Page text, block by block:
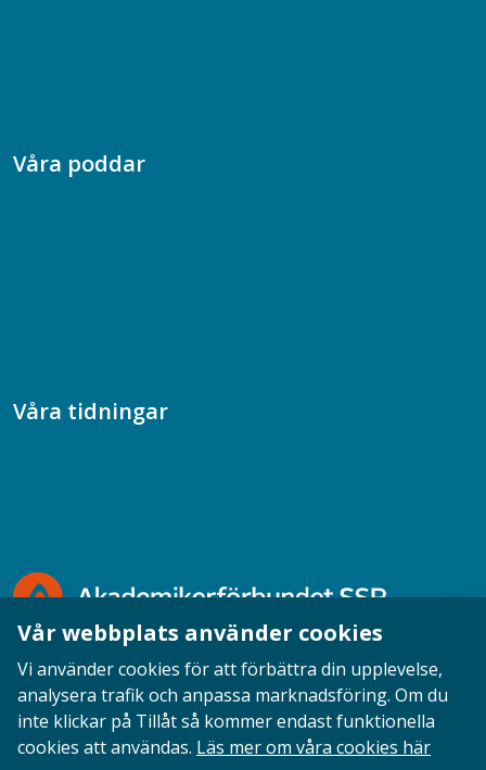
Våra poddar
Våra tidningar
Opinion English Personuppgifter Cookies
Vår webbplats använder cookies
Vi använder cookies för att förbättra din upplevelse,
analysera trafik och anpassa marknadsföring. Om du
inte klickar på Tillåt så kommer endast funktionella
cookies att användas. Läs mer om våra cookies här